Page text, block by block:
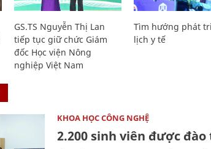
GS.TS Nguyễn Thị Lan
tiếp tục giữ chức Giám
đốc Học viện Nông
nghiệp Việt Nam
Tìm hướng phát
lịch y tế
KHOA HỌC CÔNG NGHỆ
2.200 sinh viên được